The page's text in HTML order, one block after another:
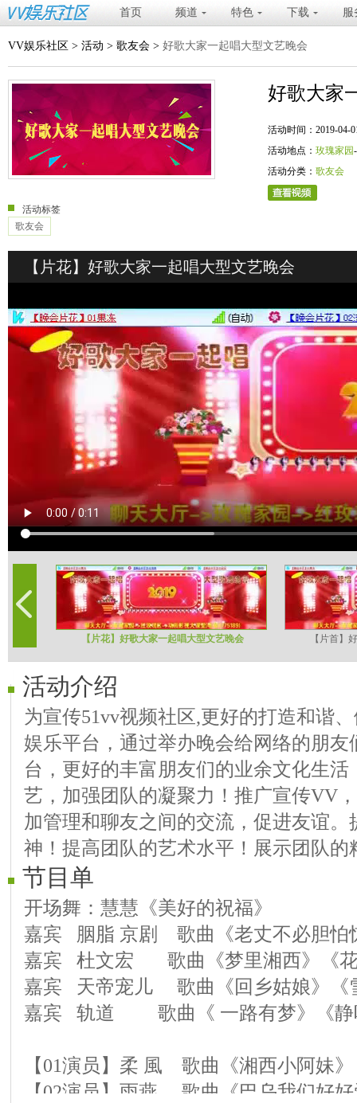
首页 频道 特色 下载 服
VV娱乐社区 > 活动 > 歌友会 > 好歌大家一起唱大型文艺晚会
好歌大家
活动时间：2019-04-
活动地点： 玫瑰家园
活动分类： 歌友会
活动标签
歌友会
【片花】好歌大家一起唱大型文艺晚会
【片花】好歌大家一起唱大型文艺晚会 【片首】
活动介绍
为宣传51vv视频社区,更好的打造和谐
娱乐平台，通过举办晚会给网络的朋友
台，更好的丰富朋友们的业余文化生
艺，加强团队的凝聚力！推广宣传VV
加管理和聊友之间的交流，促进友谊
神！提高团队的艺术水平！展示团队的
节目单
开场舞：慧慧《美好的祝福》
嘉宾 胭脂 京剧 歌曲《老丈不必胆怕
嘉宾 杜文宏 歌曲《梦里湘西》《花
嘉宾 天帝宠儿 歌曲《回乡姑娘》《
嘉宾 轨道 歌曲《 一路有梦》《静
【01演员】柔 風 歌曲《湘西小阿妹》
【02演员】雨燕 歌曲《巴乌我们好